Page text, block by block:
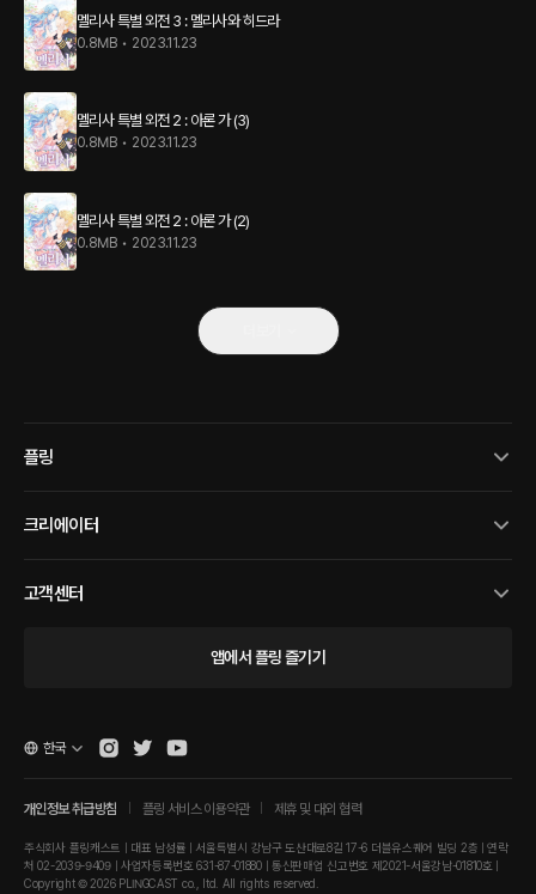
멜리사 특별 외전 3 : 멜리사와 히드라
0.8MB • 2023.11.23
멜리사 특별 외전 2 : 아론 가 (3)
0.8MB • 2023.11.23
멜리사 특별 외전 2 : 아론 가 (2)
0.8MB • 2023.11.23
플링
크리에이터
고객센터
앱에서 플링 즐기기
개인정보 취급방침 플링 서비스 이용약관 제휴 및 대외 협력
주식회사 플링캐스트 | 대표 남성률 | 서울특별시 강남구 도산대로8길 17-6 더블유스퀘어 빌딩 2층 | 연락
처 02-2039-9409 | 사업자등록번호 631-87-01880 | 통신판매업 신고번호 제2021-서울강남-01810호 |
Copyright © 2026 PLINGCAST co., ltd. All rights reserved.
한국